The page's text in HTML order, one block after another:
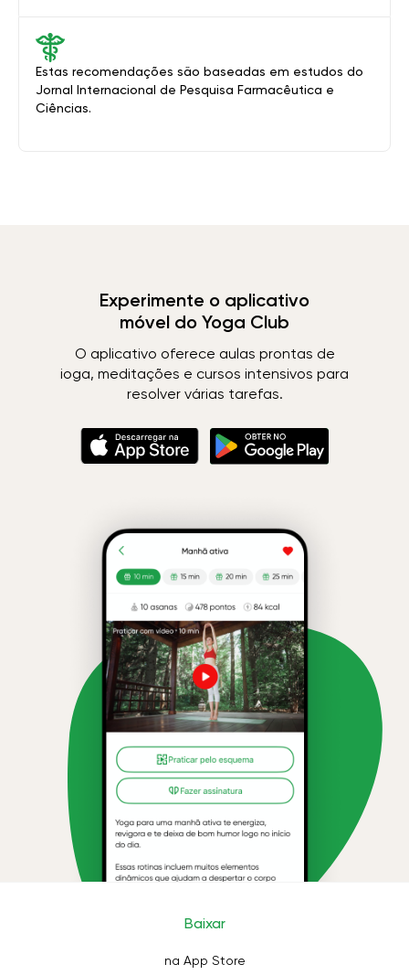
Estas recomendações são baseadas em estudos do
Jornal Internacional de Pesquisa Farmacêutica e
Ciências.
Experimente o aplicativo
móvel do Yoga Club
O aplicativo oferece aulas prontas de
ioga, meditações e cursos intensivos para
resolver várias tarefas.
Baixar
na App Store